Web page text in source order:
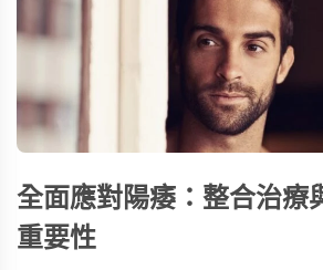
全面應對陽痿：整合治療
重要性